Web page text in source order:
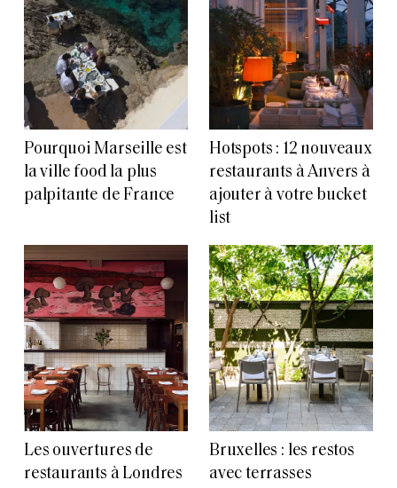
Pourquoi Marseille est
la ville food la plus
palpitante de France
Hotspots : 12 nouveaux
restaurants à Anvers à
ajouter à votre bucket
list
Les ouvertures de
restaurants à Londres
Bruxelles : les restos
avec terrasses